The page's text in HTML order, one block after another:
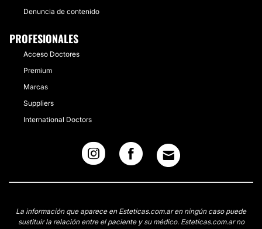
Denuncia de contenido
PROFESIONALES
Acceso Doctores
Premium
Marcas
Suppliers
International Doctors
La información que aparece en Esteticas.com.ar en ningún caso puede
sustituir la relación entre el paciente y su médico. Esteticas.com.ar no